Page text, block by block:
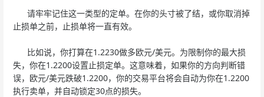
请牢牢记住这一类型的定单。在你的头寸被了结，或你取消掉
止损单之前，止损单将一直有效。
比如说，你打算在1.2230做多欧元/美元。为限制你的最大损
失，你在1.2200设置止损定单。这意味着，如果你的方向判断错
误，欧元/美元跌破1.2200，你的交易平台将会自动为你在1.2200
执行卖单，并自动锁定30点的损失。